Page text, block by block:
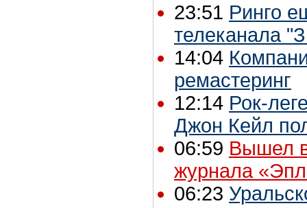
23:51 Ринго
телеканала
14:04
ремастеринг
12:14 Рок-
Джон Кейл
06:59 Вышел
журнала
06:23